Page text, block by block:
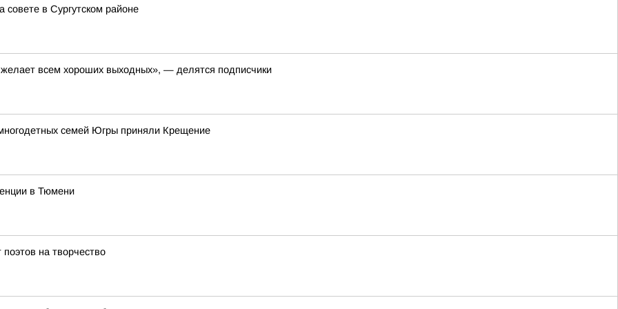
в Сургутском районе
всем хороших выходных», — делятся подписчики
семей Югры приняли Крещение
в Тюмени
на творчество